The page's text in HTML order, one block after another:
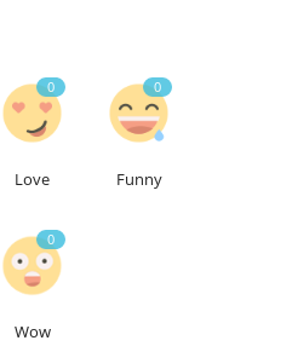
0
Love
0
Funny
0
Wow